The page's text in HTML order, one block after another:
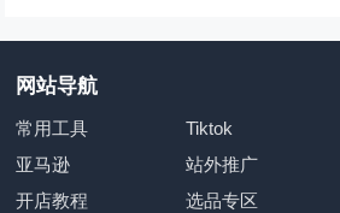
网站导航
常用工具 Tiktok
亚马逊
站外推广
开店教程
选品专区